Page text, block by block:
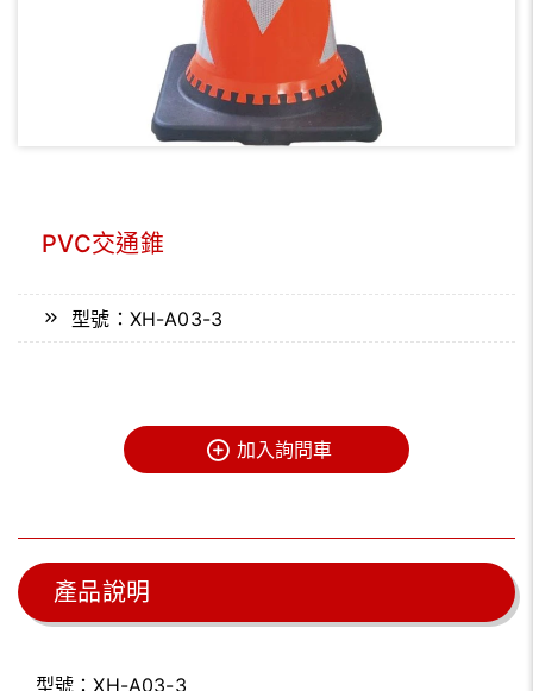
PVC交通錐
型號：XH-A03-3
加入詢問車
產品說明
型號：XH-A03-3